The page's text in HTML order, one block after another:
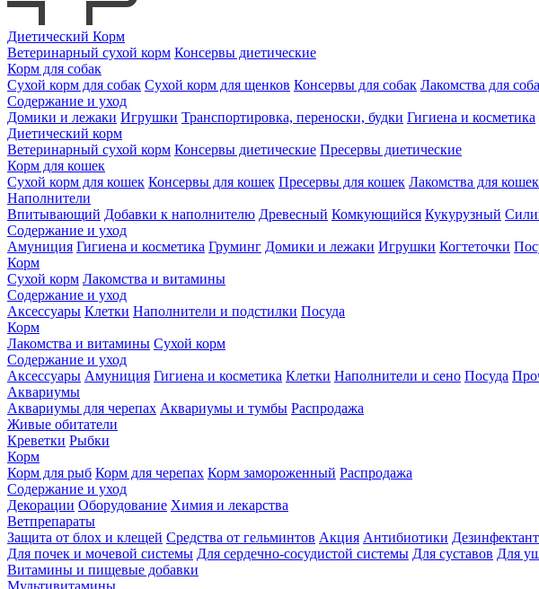
Диетический Корм
Ветеринарный сухой корм Консервы диетические
Корм для собак
Сухой корм для собак Сухой корм для щенков Консервы для собак Лакомства для
Содержание и уход
Домики и лежаки Игрушки Транспортировка, переноски, будки Гигиена и косметика
Диетический корм
Ветеринарный сухой корм Консервы диетические Пресервы диетические
Корм для кошек
Сухой корм для кошек Консервы для кошек Пресервы для кошек Лакомства для кошек
Наполнители
Впитывающий Добавки к наполнителю Древесный Комкующийся Кукурузный
Содержание и уход
Амуниция Гигиена и косметика Груминг Домики и лежаки Игрушки Когтеточки
Корм
Сухой корм Лакомства и витамины
Содержание и уход
Аксессуары Клетки Наполнители и подстилки Посуда
Корм
Лакомства и витамины Сухой корм
Содержание и уход
Аксессуары Амуниция Гигиена и косметика Клетки Наполнители и сено Посуда
Аквариумы
Аквариумы для черепах Аквариумы и тумбы Распродажа
Живые обитатели
Креветки Рыбки
Корм
Корм для рыб Корм для черепах Корм замороженный Распродажа
Содержание и уход
Декорации Оборудование Химия и лекарства
Ветпрепараты
Защита от блох и клещей Средства от гельминтов Акция Антибиотики
Для почек и мочевой системы Для сердечно-сосудистой системы Для суставов Для
Витамины и пищевые добавки
Мультивитамины